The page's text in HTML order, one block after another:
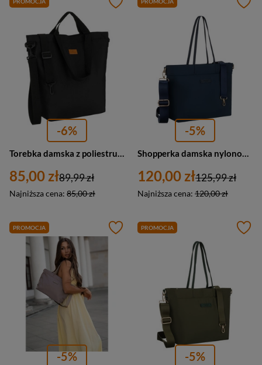
-6%
85,00 zł
Najniższa cena: 85,00 zł
89,99 zł
-5%
120,00 zł
Najniższa cena: 120,00 zł
125,99 zł
PROMOCJA
-5%
PROMOCJA
-5%